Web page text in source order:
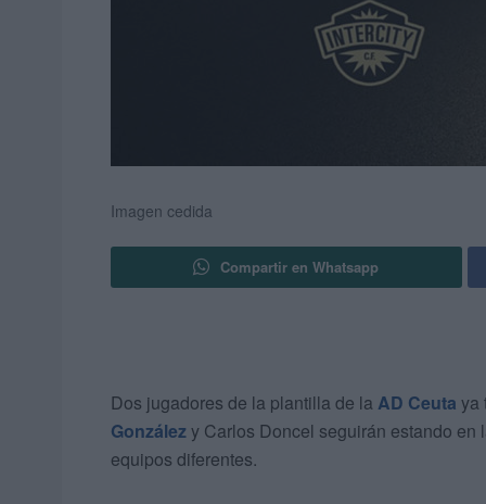
Imagen cedida
Compartir en Whatsapp
Dos jugadores de la plantilla de la AD Ceuta ya
Gonzálezy Carlos Doncel seguirán estando en
equipos diferentes.